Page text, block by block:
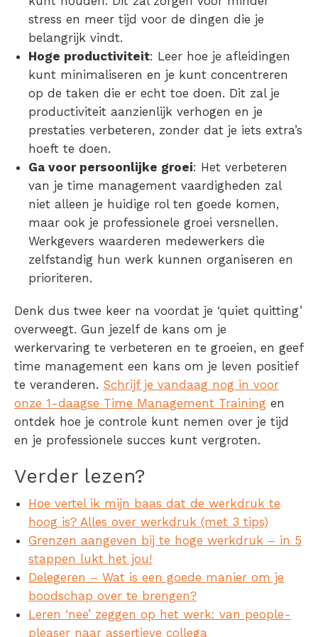
stress en meer tijd voor de dingen die je
belangrijk vindt.
Hoge productiviteit: Leer hoe je afleidingen
kunt minimaliseren en je kunt concentreren
op de taken die er echt toe doen. Dit zal je
productiviteit aanzienlijk verhogen en je
prestaties verbeteren, zonder dat je iets extra’s
hoeft te doen.
Ga voor persoonlijke groei: Het verbeteren
van je time management vaardigheden zal
niet alleen je huidige rol ten goede komen,
maar ook je professionele groei versnellen.
Werkgevers waarderen medewerkers die
zelfstandig hun werk kunnen organiseren en
prioriteren.
Denk dus twee keer na voordat je ‘quiet quitting’
overweegt. Gun jezelf de kans om je
werkervaring te verbeteren en te groeien, en geef
time management een kans om je leven positief
te veranderen. Schrijf je vandaag nog in voor
onze 1-daagse Time Management Training en
ontdek hoe je controle kunt nemen over je tijd
en je professionele succes kunt vergroten.
Verder lezen?
Hoe vertel ik mijn baas dat de werkdruk te
hoog is? Alles over werkdruk (met 3 tips)
Grenzen aangeven bij te hoge werkdruk – in 5
stappen lukt het jou!
Delegeren – Wat is een goede manier om je
boodschap over te brengen?
Leren ‘nee’ zeggen op het werk: van people-
pleaser naar assertieve collega